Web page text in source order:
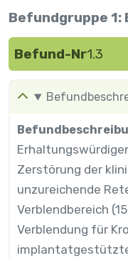
Befundgruppe
Befund-Nr1.3
Zerstörung der
unzureichende
Verblendbereich
Verblendung für